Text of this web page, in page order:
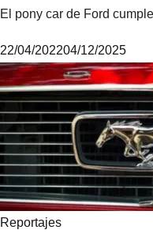
El pony car de Ford
M
i
k
e
22/04/202204/12/2025
Reportajes